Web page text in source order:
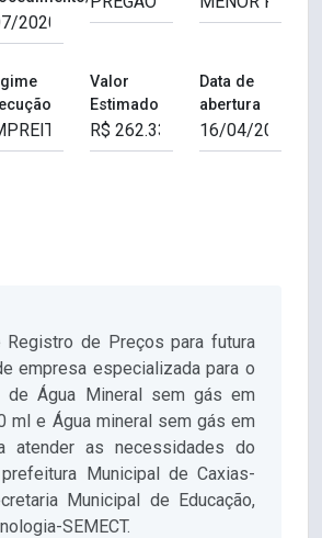
Valor
Estimado
Data de
abertura
Registro de Preços para futura
empresa especializada para o
de Água Mineral sem gás em
ml e Água mineral sem gás em
atender as necessidades do
Municipal de Caxias-
Municipal de Educação,
SEMECT.